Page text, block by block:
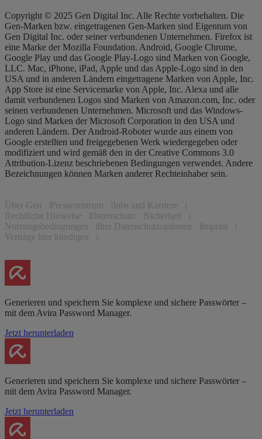
Copyright © 2025 Gen Digital Inc. Alle Rechte vorbehalten. Die
Gen-Marken bzw. eingetragenen Gen-Marken sind Eigentum von
Gen Digital Inc. oder seiner verbundenen Unternehmen. Firefox ist
eine Marke der Mozilla Foundation. Android, Google Chrome,
Google Play und das Google Play-Logo sind Marken von Google,
LLC. Mac, iPhone, iPad, Apple und das Apple-Logo sind in den
USA und in anderen Ländern eingetragene Marken von Apple, Inc.
App Store ist eine Servicemarke von Apple, Inc. Alexa und alle
damit verbundenen Logos sind Marken von Amazon.com, Inc. oder
seinen verbundenen Unternehmen. Microsoft und das Windows-
Logo sind Marken der Microsoft Corporation in den USA und
anderen Ländern. Der Android-Roboter wurde aus einem von
Google erstellten und freigegebenen Werk wiedergegeben oder
modifiziert und wird gemäß den in der Creative Commons 3.0
Attribution-Lizenz beschriebenen Bedingungen verwendet. Andere
Bezeichnungen können Marken anderer Rechteinhaber sein.
Über Gen Pressezentrum
Jobs und Karriere
Rechtliche Hinweise
Datenschutz
Sicherheit
Nutzungsbedingungen
Ihre Datenschutzoptionen
Imprint
Verträge hier kündigen
Generieren und speichern Sie komplexe und sichere Passwörter –
mit dem Avira Password Manager.
Jetzt herunterladen
Generieren und speichern Sie komplexe und sichere Passwörter –
mit dem Avira Password Manager.
Jetzt herunterladen